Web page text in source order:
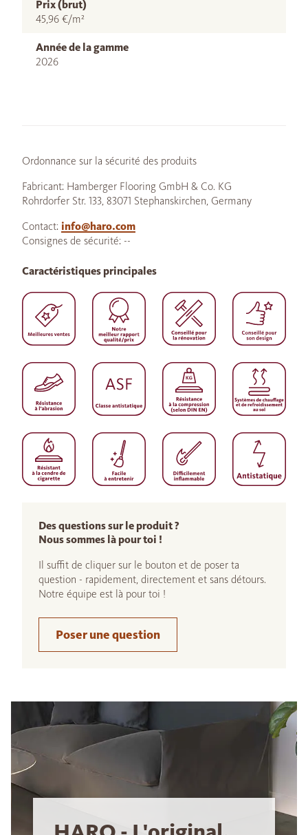
Prix (brut)
45,96 €/m²
Année de la gamme
2026
Ordonnance sur la sécurité des produits
Fabricant: Hamberger Flooring GmbH & Co. KG
Rohrdorfer Str. 133, 83071 Stephanskirchen, Germany
Contact: info@haro.com
Consignes de sécurité: --
Des questions sur le produit ?
Nous sommes là pour toi !
Il suffit de cliquer sur le bouton et de poser ta
question - rapidement, directement et sans détours.
Notre équipe est là pour toi !
Poser une question
Caractéristiques principales